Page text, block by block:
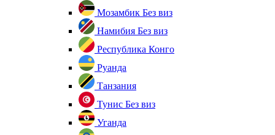
Мозамбик Без виз
Намибия Без виз
Республика Конго
Руанда
Танзания
Тунис Без виз
Уганда